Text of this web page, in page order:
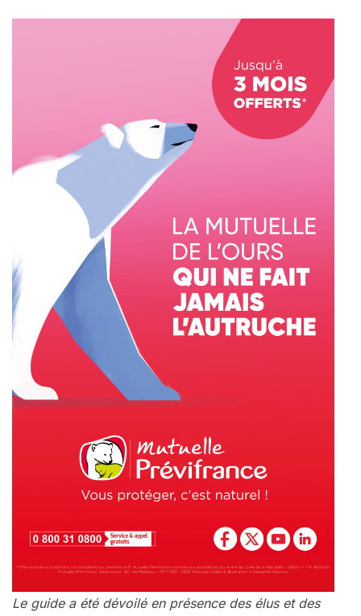
Le guide a été dévoilé en présence des élus et des